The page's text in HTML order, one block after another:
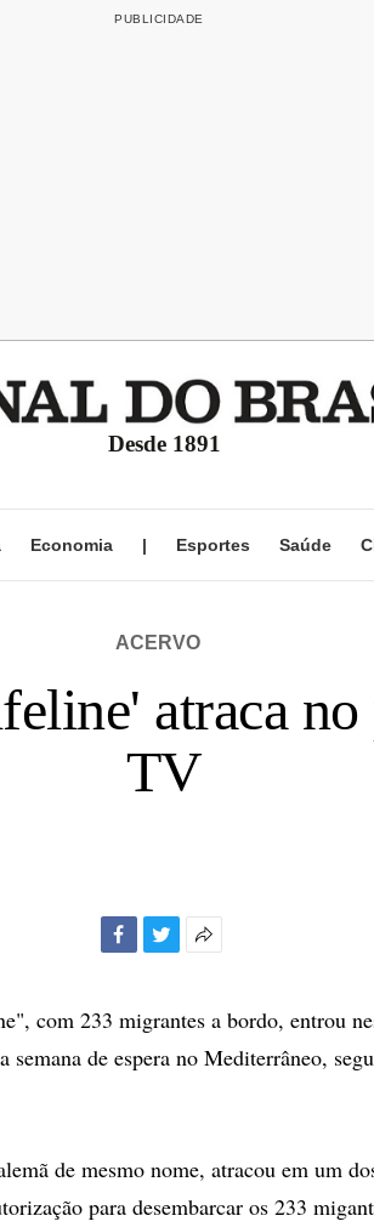
Desde 1891
Economia | Esportes Saúde
ACERVO
atraca
TV
compartilhamento
com 233 migrantes a bordo, entrou
semana de espera no Mediterrâneo,
de mesmo nome, atracou em um
para desembarcar os 233